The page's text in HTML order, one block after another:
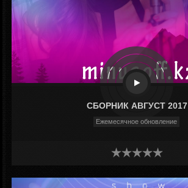
СБОРНИК АВГУСТ 2017
Ежемесячное обновление